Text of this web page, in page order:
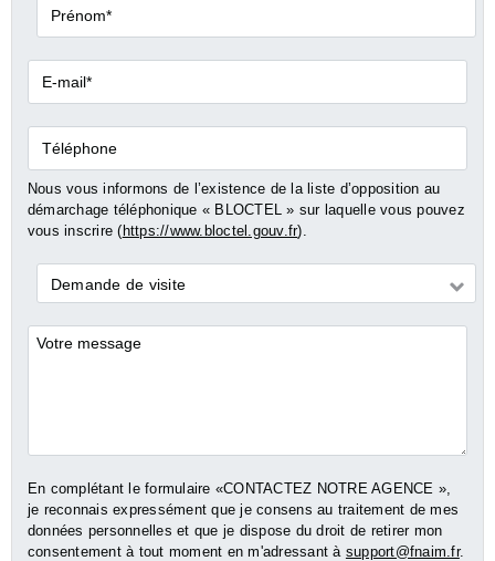
Prénom*
E-
mail*
Téléphone
Nous vous informons de l’existence de la liste d’opposition au
démarchage téléphonique « BLOCTEL » sur laquelle vous pouvez
vous inscrire ( https://www.bloctel.gouv.fr).
Demande
*
Demande de visite
Commentaires
En complétant le formulaire «CONTACTEZ NOTRE AGENCE »,
je reconnais expressément que je consens au traitement de mes
données personnelles et que je dispose du droit de retirer mon
consentement à tout moment en m'adressant à support@fnaim.fr.